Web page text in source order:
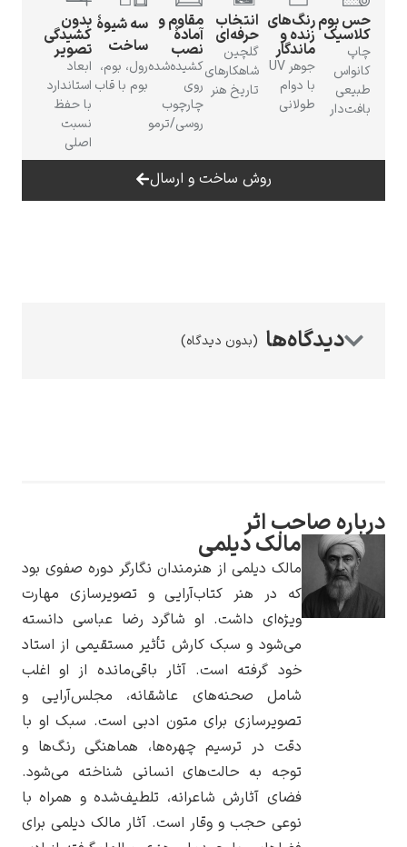
لودویگ دویچ
یوهانس فرمیر
پرفروش‌ترین
تابلوها
حس بوم
کلاسیک
چاپ
کانواس
طبیعی
بافت‌دار
رنگ‌های
زنده و
ماندگار
جوهر UV
با دوام
طولانی
انتخاب
حرفه‌ای
گلچین
شاهکارهای
تاریخ هنر
مقاوم و
آمادهٔ
نصب
کشیده‌شده
روی
چارچوب
روسی/ترمو
سه شیوهٔ
ساخت
رول، بوم،
بوم با قاب
بدون
کشیدگی
تصویر
ابعاد
استاندارد
با حفظ
نسبت
اصلی
روش ساخت و ارسال
(بدون دیدگاه)
درباره صاحب اثر
مالک دیلمی
مالک دیلمی از هنرمندان نگارگر دوره صفوی بود
که در هنر کتاب‌آرایی و تصویرسازی مهارت
ویژه‌ای داشت. او شاگرد رضا عباسی دانسته
می‌شود و سبک کارش تأثیر مستقیمی از استاد
خود گرفته است. آثار باقی‌مانده از او اغلب
شامل صحنه‌های عاشقانه، مجلس‌آرایی و
تصویرسازی برای متون ادبی است. سبک او با
دقت در ترسیم چهره‌ها، هماهنگی رنگ‌ها و
توجه به حالت‌های انسانی شناخته می‌شود.
فضای آثارش شاعرانه، تلطیف‌شده و همراه با
نوعی حجب و وقار است. آثار مالک دیلمی برای